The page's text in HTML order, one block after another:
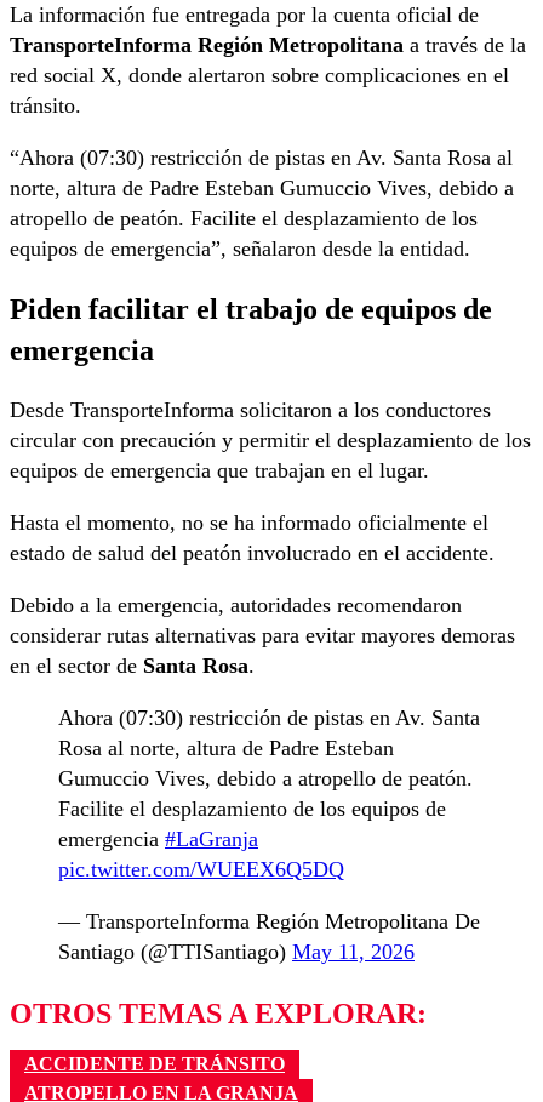
La información fue entregada por la cuenta oficial de
TransporteInforma Región Metropolitana a través de la
red social X, donde alertaron sobre complicaciones en el
tránsito.
“Ahora (07:30) restricción de pistas en Av. Santa Rosa al
norte, altura de Padre Esteban Gumuccio Vives, debido a
atropello de peatón. Facilite el desplazamiento de los
equipos de emergencia”, señalaron desde la entidad.
Piden facilitar el trabajo de equipos de
emergencia
Desde TransporteInforma solicitaron a los conductores
circular con precaución y permitir el desplazamiento de los
equipos de emergencia que trabajan en el lugar.
Hasta el momento, no se ha informado oficialmente el
estado de salud del peatón involucrado en el accidente.
Debido a la emergencia, autoridades recomendaron
considerar rutas alternativas para evitar mayores demoras
en el sector de Santa Rosa.
Ahora (07:30) restricción de pistas en Av. Santa
Rosa al norte, altura de Padre Esteban
Gumuccio Vives, debido a atropello de peatón.
Facilite el desplazamiento de los equipos de
emergencia #LaGranja
pic.twitter.com/WUEEX6Q5DQ
— TransporteInforma Región Metropolitana De
Santiago (@TTISantiago) May 11, 2026
OTROS TEMAS A EXPLORAR:
ACCIDENTE DE TRÁNSITO
ATROPELLO EN LA GRANJA